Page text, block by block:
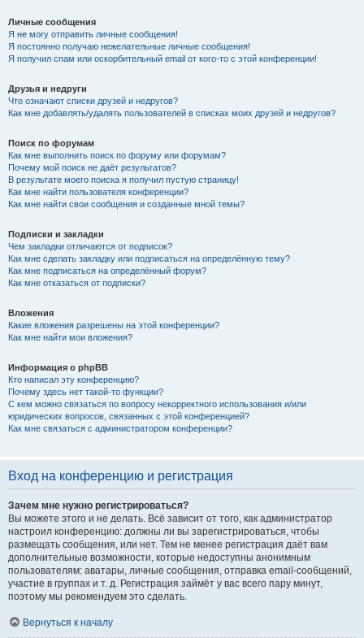
Личные сообщения
Я не могу отправить личные сообщения!
Я постоянно получаю нежелательные личные сообщения!
Я получил спам или оскорбительный email от кого-то с этой конференции!
Друзья и недруги
Что означают списки друзей и недругов?
Как мне добавлять/удалять пользователей в списках моих друзей и недругов?
Поиск по форумам
Как мне выполнить поиск по форуму или форумам?
Почему мой поиск не даёт результатов?
В результате моего поиска я получил пустую страницу!
Как мне найти пользователя конференции?
Как мне найти свои сообщения и созданные мной темы?
Подписки и закладки
Чем закладки отличаются от подписок?
Как мне сделать закладку или подписаться на определённую тему?
Как мне подписаться на определённый форум?
Как мне отказаться от подписки?
Вложения
Какие вложения разрешены на этой конференции?
Как мне найти мои вложения?
Информация о phpBB
Кто написал эту конференцию?
Почему здесь нет такой-то функции?
С кем можно связаться по вопросу некорректного использования и/или
юридических вопросов, связанных с этой конференцией?
Как мне связаться с администратором конференции?
Вход на конференцию и регистрация
Зачем мне нужно регистрироваться?
Вы можете этого и не делать. Всё зависит от того, как администратор
настроил конференцию: должны ли вы зарегистрироваться, чтобы
размещать сообщения, или нет. Тем не менее регистрация даёт вам
дополнительные возможности, которые недоступны анонимным
пользователям: аватары, личные сообщения, отправка email-сообщений,
участие в группах и т. д. Регистрация займёт у вас всего пару минут,
поэтому мы рекомендуем это сделать.
Вернуться к началу